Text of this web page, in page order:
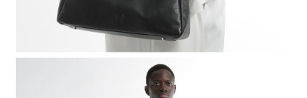
４．使用「AFTEE先享後付」時，將依據個別帳號之用戶狀況，依本公司即
時審查核予不同之上限額度；若仍有額度不足之情形，本公司將視審查結果
請求用戶進行身份認證。
５．嚴禁一人註冊多個帳號或使用他人資訊註冊。若發現惡意使用之情形，
恩沛科技股份有限公司將有權停止該用戶之使用額度並採取法律行動。